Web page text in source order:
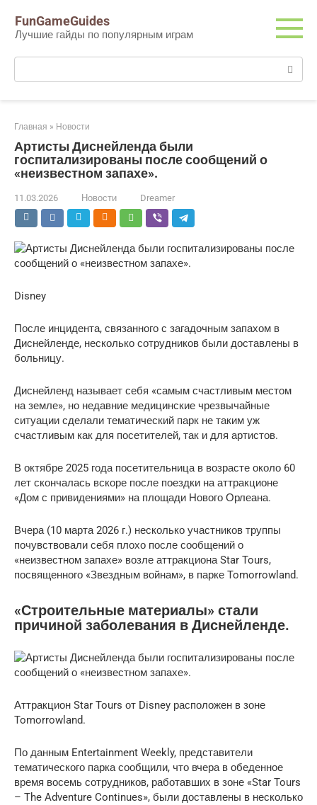
контенту
FunGameGuides
Лучшие гайды по популярным играм
Поиск:
Главная » Новости
Артисты Диснейленда были
госпитализированы после сообщений о
«неизвестном запахе».
11.03.2026 Новости Dreamer
Disney
После инцидента, связанного с загадочным запахом в
Диснейленде, несколько сотрудников были доставлены в
больницу.
Диснейленд называет себя «самым счастливым местом
на земле», но недавние медицинские чрезвычайные
ситуации сделали тематический парк не таким уж
счастливым как для посетителей, так и для артистов.
В октябре 2025 года посетительница в возрасте около 60
лет скончалась вскоре после поездки на аттракционе
«Дом с привидениями» на площади Нового Орлеана.
Вчера (10 марта 2026 г.) несколько участников труппы
почувствовали себя плохо после сообщений о
«неизвестном запахе» возле аттракциона Star Tours,
посвященного «Звездным войнам», в парке Tomorrowland.
«Строительные материалы» стали
причиной заболевания в Диснейленде.
Аттракцион Star Tours от Disney расположен в зоне
Tomorrowland.
По данным Entertainment Weekly, представители
тематического парка сообщили, что вчера в обеденное
время восемь сотрудников, работавших в зоне «Star Tours
– The Adventure Continues», были доставлены в несколько